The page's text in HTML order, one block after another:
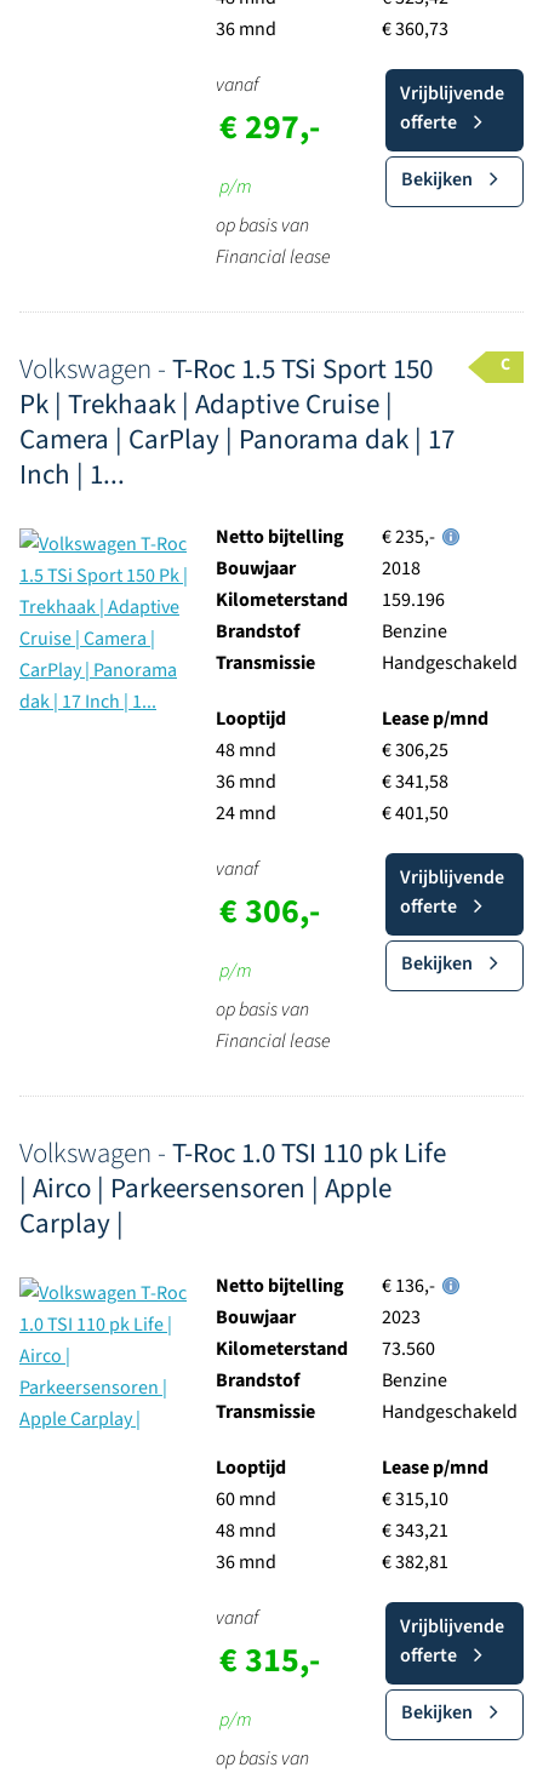
36 mnd
€ 360,73
vanaf
€ 297,-
p/m
op basis van
Financial lease
Vrijblijvende
offerte
Bekijken
Volkswagen -T-Roc 1.5 TSi Sport 150
Pk | Trekhaak | Adaptive Cruise |
Camera | CarPlay | Panorama dak | 17
Inch | 1...
C
Netto bijtelling
€ 235,-
Bouwjaar
2018
Kilometerstand
159.196
Brandstof
Benzine
Transmissie
Handgeschakeld
Looptijd
48 mnd
36 mnd
24 mnd
Lease p/mnd
€ 306,25
€ 341,58
€ 401,50
vanaf
€ 306,-
p/m
op basis van
Financial lease
Vrijblijvende
offerte
Bekijken
Volkswagen -T-Roc 1.0 TSI 110 pk Life
| Airco | Parkeersensoren | Apple
Carplay |
Netto bijtelling
€ 136,-
Bouwjaar
2023
Kilometerstand
73.560
Brandstof
Benzine
Transmissie
Handgeschakeld
Looptijd
60 mnd
48 mnd
36 mnd
Lease p/mnd
€ 315,10
€ 343,21
€ 382,81
vanaf
€ 315,-
p/m
op basis van
Vrijblijvende
offerte
Bekijken